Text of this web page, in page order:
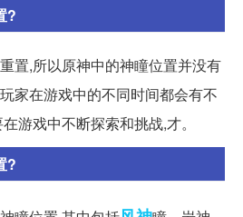
?
置,所以原神中的神瞳位置并没有
家在游戏中的不同时间都会有不
游戏中不断探索和挑战,才。
?